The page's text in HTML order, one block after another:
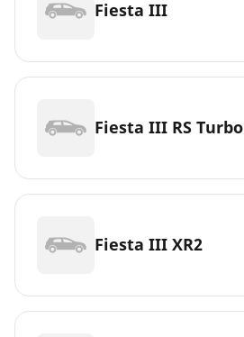
Fiesta III
Fiesta III RS Turbo
Fiesta III XR2